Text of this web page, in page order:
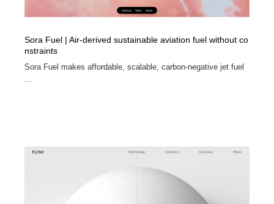
Sora Fuel | Air-derived sustainable aviation fuel without co
nstraints
Sora Fuel makes affordable, scalable, carbon-negative jet fuel